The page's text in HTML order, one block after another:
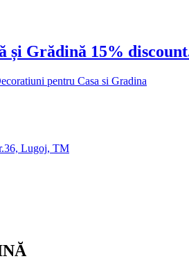
și Grădină 15%
pentru Casa si Gradina
Lugoj, TM